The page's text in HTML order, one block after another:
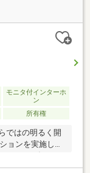
モニタ付インターホ
ン
所有権
ではの明るく開
ョンを実施し、
いです。毎日の
ンには、大容量